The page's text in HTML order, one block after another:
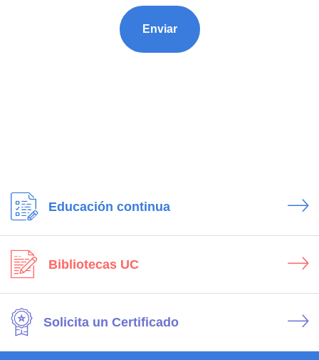
Educación continua
Bibliotecas UC
Solicita un Certificado